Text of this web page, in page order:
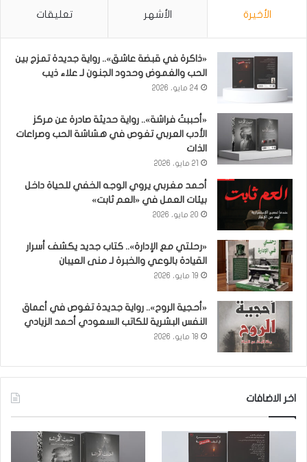
الأخيرة الأشهر تعليقات
«ذاكرة في قبضة عاشق».. رواية جديدة تمزج بين
الحب والغموض وحدود الجنون لـ علاء ذيب
24 مايو، 2026
«أحببتُ فراشة».. رواية حديثة صادرة عن مركز
الأدب العربي تغوص في هشاشة الحب وصراعات
الذات
21 مايو، 2026
أحمد مغربي يروي الوجه الخفي للحياة داخل
بيئات العمل في «العم ثابت»
20 مايو، 2026
«رحلتي مع الإدارة».. كتاب جديد يكشف أسرار
القيادة بالوعي والخبرة لـ منى العيبان
19 مايو، 2026
«أحجية الروح».. رواية جديدة تغوص في أعماق
النفس البشرية للكاتب السعودي أحمد الزيادي
18 مايو، 2026
اخر الاضافات